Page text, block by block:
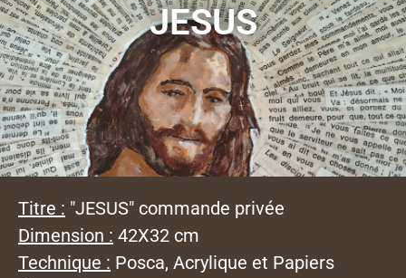
JESUS
Titre : "JESUS" commande privée
Dimension : 42X32 cm
Technique : Posca, Acrylique et Papiers